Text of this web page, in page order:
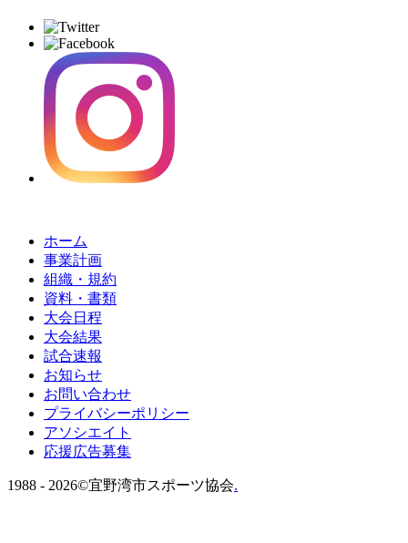
ホーム
事業計画
組織・規約
資料・書類
大会日程
大会結果
試合速報
お知らせ
お問い合わせ
プライバシーポリシー
アソシエイト
応援広告募集
1988 - 2026©宜野湾市スポーツ協会.